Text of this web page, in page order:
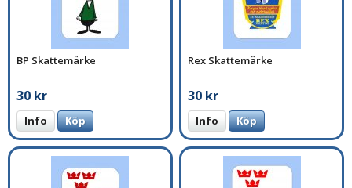
BP Skattemärke
30 kr
Info Köp
Rex Skattemärke
30 kr
Info Köp